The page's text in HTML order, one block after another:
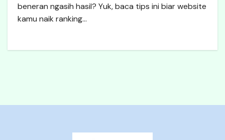
beneran ngasih hasil? Yuk, baca tips ini biar website
kamu naik ranking…